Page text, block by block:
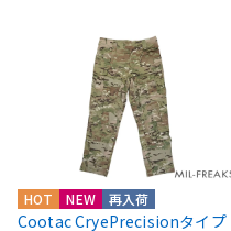
HOT NEW 再入荷
Cootac CryePrecisionタイプ